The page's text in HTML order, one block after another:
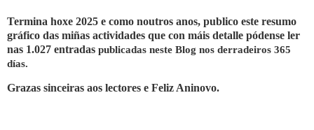
Termina hoxe 2025 e como noutros anos, publico este resumo
gráfico das miñas actividades que con máis detalle pódense ler
nas 1.027 entradas publicadas neste Blog nos derradeiros 365
días.
Grazas sinceiras aos lectores e Feliz Aninovo.